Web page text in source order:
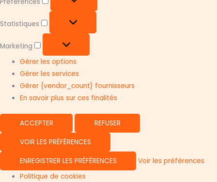
Statistiques
Marketing
Gérer les options
Gérer les services
Gérer {vendor_count} fournisseurs
En savoir plus sur ces finalités
ACCEPTER REFUSER
VOIR LES PRÉFÉRENCES
ENREGISTRER LES PRÉFÉRENCES
Voir les préférences
Politique de cookies